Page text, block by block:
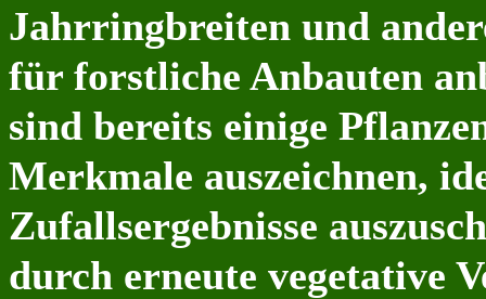
Jahrringbreiten und
für forstliche Anbauten
sind bereits einige
Merkmale auszeichnen,
Zufallsergebnisse
durch erneute vegetative